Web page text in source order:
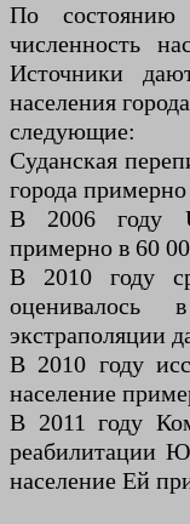
По
численность
Источники
населения
следующие:
Суданская
города
В 2006 году
примерно в 60
В 2010 году
экстраполяции
В 2010 году
население
В 2011 году
реабилитации
население Ей